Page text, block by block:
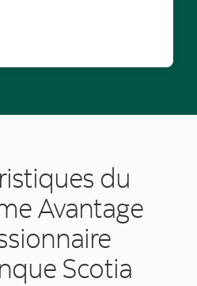
du
Avantage
Scotia